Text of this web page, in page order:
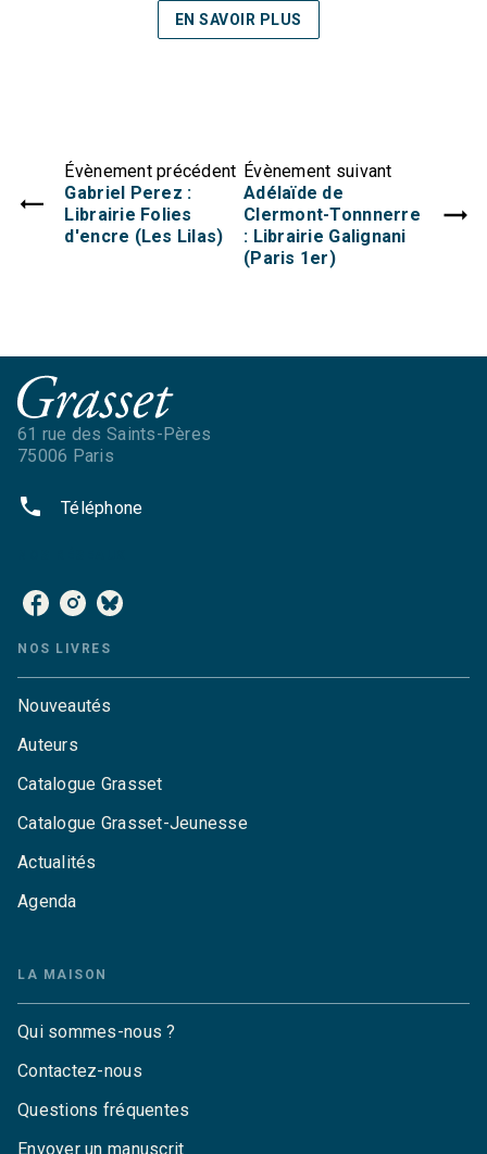
EN SAVOIR PLUS
Évènement précédent
Gabriel Perez :
Librairie Folies
d'encre (Les Lilas)
Évènement suivant
Adélaïde de
Clermont-Tonnnerre
: Librairie Galignani
(Paris 1er)
61 rue des Saints-Pères
75006 Paris
phone Téléphone
NOS LIVRES
Nouveautés
Auteurs
Catalogue Grasset
Catalogue Grasset-Jeunesse
Actualités
Agenda
LA MAISON
Qui sommes-nous ?
Contactez-nous
Questions fréquentes
Envoyer un manuscrit